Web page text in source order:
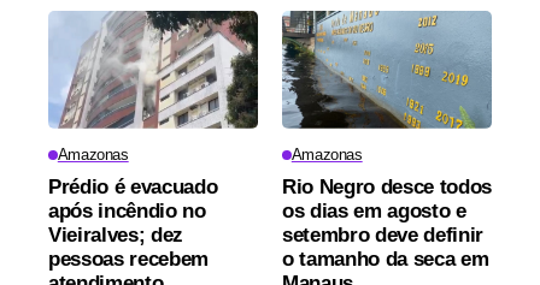
Amazonas
Prédio é evacuado
após incêndio no
Vieiralves; dez
pessoas recebem
Amazonas
Rio Negro desce todos
os dias em agosto e
setembro deve definir
o tamanho da seca em